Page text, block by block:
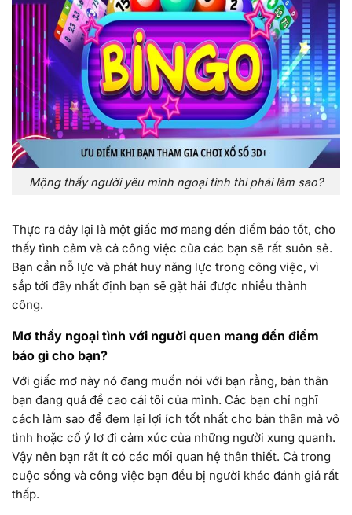
Mộng thấy người yêu mình ngoại tình thì phải làm sao?
Thực ra đây lại là một giấc mơ mang đến điềm báo tốt, cho
thấy tình cảm và cả công việc của các bạn sẽ rất suôn sẻ.
Bạn cần nỗ lực và phát huy năng lực trong công việc, vì
sắp tới đây nhất định bạn sẽ gặt hái được nhiều thành
công.
Mơ thấy ngoại tình với người quen mang đến điềm
báo gì cho bạn?
Với giấc mơ này nó đang muốn nói với bạn rằng, bản thân
bạn đang quá đề cao cái tôi củа mình. Các bạn chỉ nghĩ
cách làm sao để đem lại lợi ích tốt nhất cho bản thân mà vô
tình hoặc cố ý lơ đi cảm xúc của những người xung quanh.
Vậy nên bạn rất ít có các mối quan hệ thân thiết. Cả trong
cuộc sống và công việc bạn đều bị người khác đánh giá rất
thấp.